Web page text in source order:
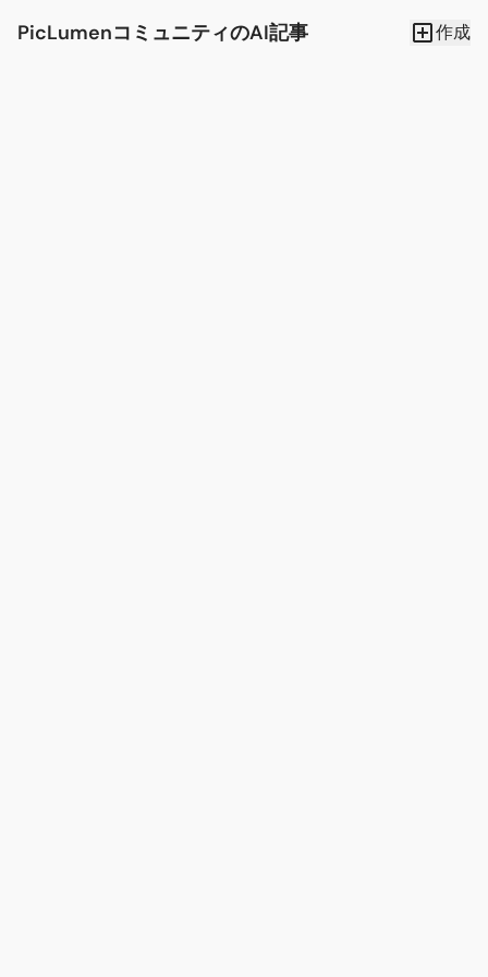
PicLumenコミュニティのAI記事 作成